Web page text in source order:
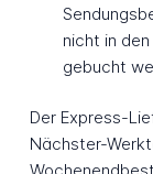
nicht in
gebucht
Der Express-
Nächster-